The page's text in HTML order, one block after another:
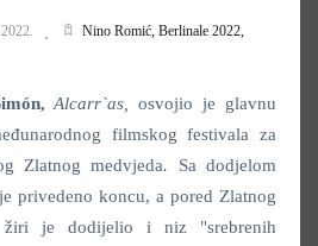
Nino Romić, Berlinale 2022,
Alcarr`as,osvojio je glavnu
filmskog festivala za
Zlatnog medvjeda. Sa dodjelom
privedeno koncu, a pored Zlatnog
žiri je dodijelio i niz "srebrenih